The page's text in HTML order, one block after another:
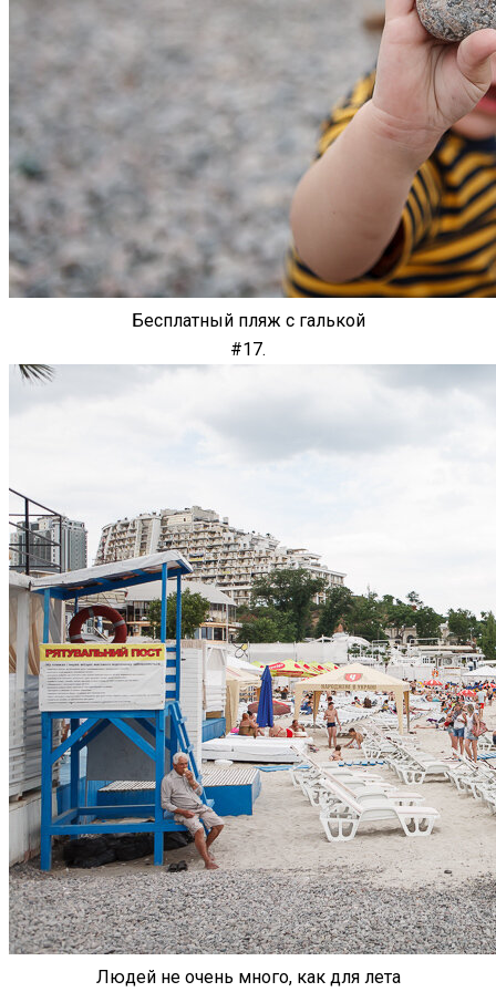
Бесплатный пляж с галькой
#17.
Людей не очень много, как для лета